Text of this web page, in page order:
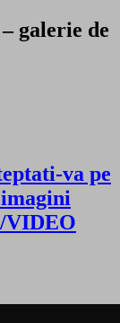
galerie de
va pe
VIDEO